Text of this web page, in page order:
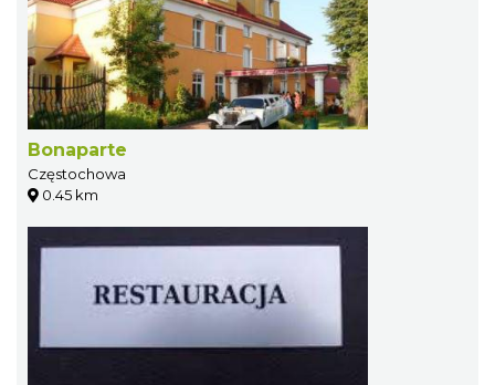
Bonaparte
Częstochowa
0.45 km